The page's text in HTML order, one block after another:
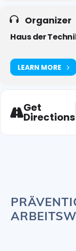
Organizer
Haus der
LEARN MORE
Get
Directions